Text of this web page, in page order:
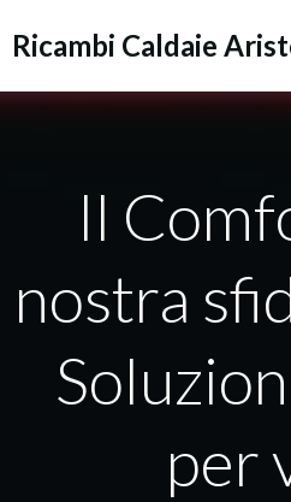
al
Ricambi Caldaie
Il
nostra
per